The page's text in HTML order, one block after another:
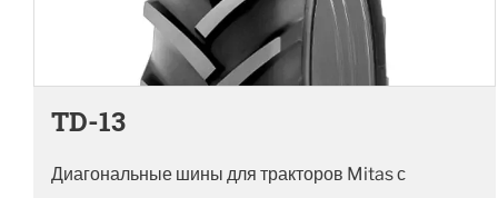
TD-13
Диагональные шины для тракторов Mitas с